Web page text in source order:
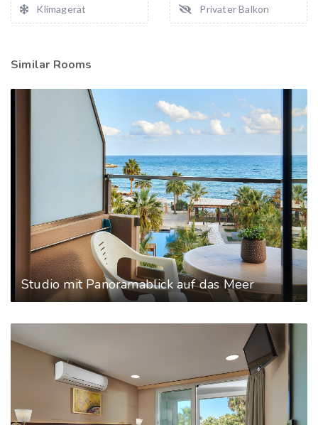
Klimagerät Privater Balkon
Similar Rooms
Studio mit Panoramablick auf das Meer